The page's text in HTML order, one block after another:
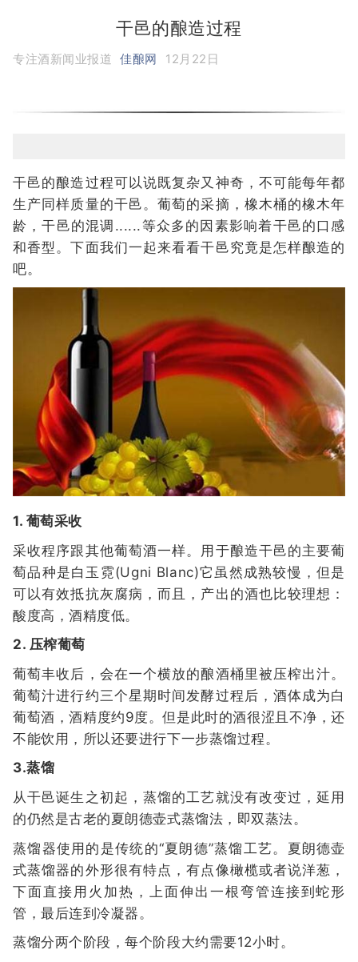
干邑的酿造过程
专注酒新闻业报道 佳酿网 12月22日
干邑的酿造过程可以说既复杂又神奇，不可能每年都
生产同样质量的干邑。葡萄的采摘，橡木桶的橡木年
龄，干邑的混调......等众多的因素影响着干邑的口感
和香型。下面我们一起来看看干邑究竟是怎样酿造的
吧。
1. 葡萄采收
采收程序跟其他葡萄酒一样。用于酿造干邑的主要葡
萄品种是白玉霓(Ugni Blanc)它虽然成熟较慢，但是
可以有效抵抗灰腐病，而且，产出的酒也比较理想：
酸度高，酒精度低。
2. 压榨葡萄
葡萄丰收后，会在一个横放的酿酒桶里被压榨出汁。
葡萄汁进行约三个星期时间发酵过程后，酒体成为白
葡萄酒，酒精度约9度。但是此时的酒很涩且不净，还
不能饮用，所以还要进行下一步蒸馏过程。
3.蒸馏
从干邑诞生之初起，蒸馏的工艺就没有改变过，延用
的仍然是古老的夏朗德壶式蒸馏法，即双蒸法。
蒸馏器使用的是传统的“夏朗德”蒸馏工艺。夏朗德壶
式蒸馏器的外形很有特点，有点像橄榄或者说洋葱，
下面直接用火加热，上面伸出一根弯管连接到蛇形
管，最后连到冷凝器。
蒸馏分两个阶段，每个阶段大约需要12小时。